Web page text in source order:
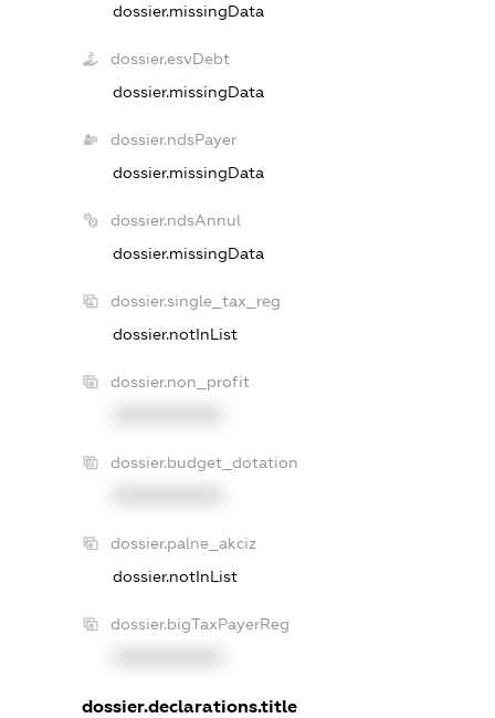
dossier.missingData
dossier.esvDebt
dossier.missingData
dossier.ndsPayer
dossier.missingData
dossier.ndsAnnul
dossier.missingData
dossier.single_tax_reg
dossier.notInList
dossier.non_profit
dossier.budget_dotation
dossier.palne_akciz
dossier.notInList
dossier.bigTaxPayerReg
dossier.declarations.title